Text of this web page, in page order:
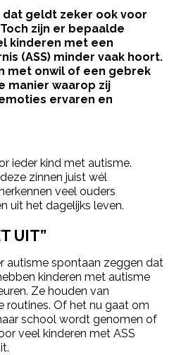
dat geldt zeker ook voor
zijn er bepaalde
kinderen met een
(ASS) minder vaak hoort.
met onwil of een gebrek
manier waarop zij
ervaren en
ieder kind met autisme.
zinnen juist wél
veel ouders
uit het dagelijks leven.
UIT”
autisme spontaan zeggen dat
kinderen met autisme
Ze houden van
routines. Of het nu gaat om
school wordt genomen of
veel kinderen met ASS